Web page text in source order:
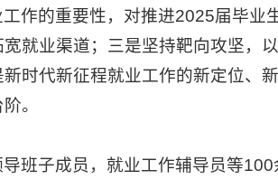
作的重要性，对推进2025届毕
就业渠道；三是坚持靶向攻坚，
时代新征程就业工作的新定位、
。
班子成员，就业工作辅导员等100